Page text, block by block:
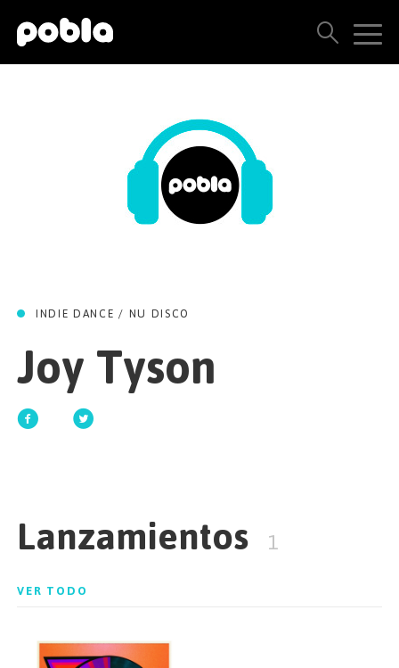
ARTISTAS, SELLOS Y LANZAMIENTOS
CONTACTO
ESPAÑOL/ENGLISH
VER TODOS LOS RESULTADOS
INDIE DANCE / NU DISCO
Joy Tyson
Lanzamientos 1
VER TODO